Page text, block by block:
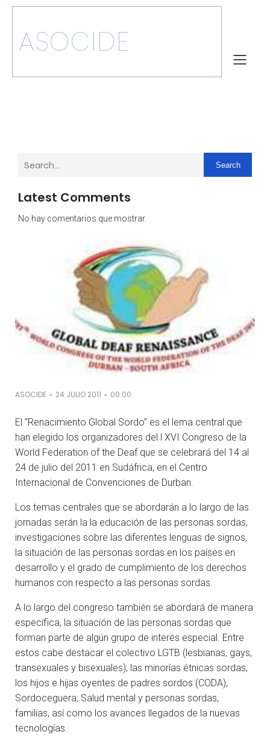
ASOCIDE
Search
Latest Comments
No hay comentarios que mostrar.
ASOCIDE - 24 JULIO 2011 - 00:00
El “Renacimiento Global Sordo” es el lema central que
han elegido los organizadores del l XVI Congreso de la
World Federation of the Deaf que se celebrará del 14 al
24 de julio del 2011 en Sudáfrica, en el Centro
Internacional de Convenciones de Durban.
Los temas centrales que se abordarán a lo largo de las
jornadas serán la la educación de las personas sordas,
investigaciones sobre las diferentes lenguas de signos,
la situación de las personas sordas en los países en
desarrollo y el grado de cumplimiento de los derechos
humanos con respecto a las personas sordas.
A lo largo del congreso también se abordará de manera
específica, la situación de las personas sordas que
forman parte de algún grupo de interés especial. Entre
estos cabe destacar el colectivo LGTB (lesbianas, gays,
transexuales y bisexuales); las minorías étnicas sordas;
los hijos e hijas oyentes de padres sordos (CODA);
Sordoceguera; Salud mental y personas sordas,
familias, así como los avances llegados de la nuevas
tecnologías.